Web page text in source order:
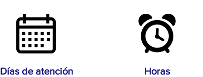
Días de atención Horas